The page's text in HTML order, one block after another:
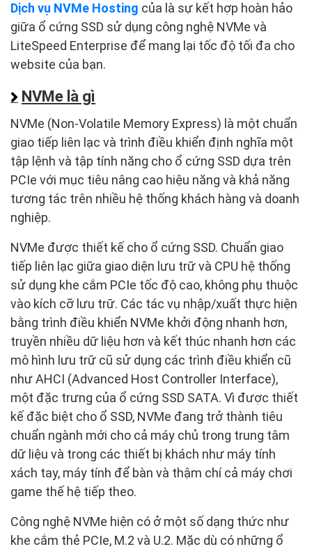
Dịch vụ NVMe Hosting của là sự kết hợp hoàn hảo
giữa ổ cứng SSD sử dụng công nghệ NVMe và
LiteSpeed Enterprise để mang lại tốc độ tối đa cho
website của bạn.
NVMe là gì
NVMe (Non-Volatile Memory Express) là một chuẩn
giao tiếp liên lạc và trình điều khiển định nghĩa một
tập lệnh và tập tính năng cho ổ cứng SSD dựa trên
PCIe với mục tiêu nâng cao hiệu năng và khả năng
tương tác trên nhiều hệ thống khách hàng và doanh
nghiệp.
NVMe được thiết kế cho ổ cứng SSD. Chuẩn giao
tiếp liên lạc giữa giao diện lưu trữ và CPU hệ thống
sử dụng khe cắm PCIe tốc độ cao, không phụ thuộc
vào kích cỡ lưu trữ. Các tác vụ nhập/xuất thực hiện
bằng trình điều khiển NVMe khởi động nhanh hơn,
truyền nhiều dữ liệu hơn và kết thúc nhanh hơn các
mô hình lưu trữ cũ sử dụng các trình điều khiển cũ
như AHCI (Advanced Host Controller Interface),
một đặc trưng của ổ cứng SSD SATA. Vì được thiết
kế đặc biệt cho ổ SSD, NVMe đang trở thành tiêu
chuẩn ngành mới cho cả máy chủ trong trung tâm
dữ liệu và trong các thiết bị khách như máy tính
xách tay, máy tính để bàn và thậm chí cả máy chơi
game thế hệ tiếp theo.
Công nghệ NVMe hiện có ở một số dạng thức như
khe cắm thẻ PCIe, M.2 và U.2. Mặc dù có những ổ